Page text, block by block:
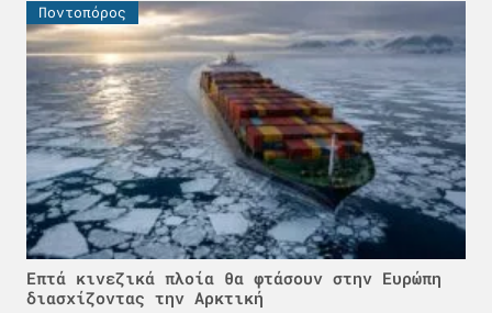
Ποντοπόρος
Επτά κινεζικά πλοία θα φτάσουν στην Ευρώπη
διασχίζοντας την Αρκτική